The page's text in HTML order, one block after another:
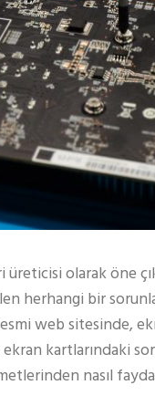
üreticisi olarak öne
herhangi bir
web sitesinde,
kartlarındaki
nasıl